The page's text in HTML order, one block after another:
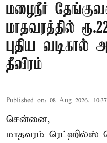
மழைநீர்
மாதவரத்தில்
புதிய வடிகால்
தீவிரம்
Published on: 08 Aug 2026,
சென்னை,
மாதவரம் ரெட்ஹில்ஸ்